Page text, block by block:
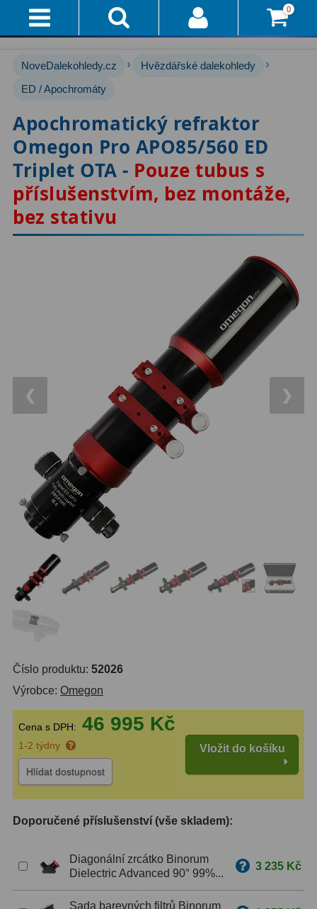
0
Přihlášení
Affiliate
Průvodce
Doručení
A
Platba
Vše
Reklamace
Stav
Objednávky
IPoradce
Bazar
Kontakty
Akce!
Hvězdářské dalekohledy
Pro začátečníky67
Pro děti30
Čočkové 60
Zrcadlové 65
Do 3000 Kč
Do 10000 Kč
Okuláry388
Plössl a Super Plössl
WA (52°-60°)
SWA (62°-78°)101
UWA (80°-98°)
ZOOM 12
ED a Flat Field12
Měřící, s mřížkou 6
Ostatní30
Doplňky1
Filtry
Sluneční 44
CLS a UHC18
NoveDalekohledy.cz › Hvězdářské dalekohledy ›
ED / Apochromáty
❮ ❯
Apochromatický refraktor
Omegon Pro APO85/560 ED
Triplet OTA - Pouze tubus s
příslušenstvím, bez montáže,
bez stativu
Číslo produktu: 52026
Výrobce: Omegon
Cena s DPH: 46 995 Kč
1-2 týdny
Hlídat dostupnost
Vložit do košíku
Doporučené příslušenství (vše skladem):
Diagonální zrcátko Binorum
Dielectric Advanced 90° 99%...
3 235 Kč
Sada barevných filtrů Binorum